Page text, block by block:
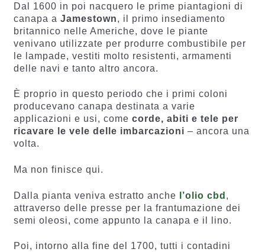
Dal 1600 in poi nacquero le prime piantagioni di
canapa a Jamestown, il primo insediamento
britannico nelle Americhe, dove le piante
venivano utilizzate per produrre combustibile per
le lampade, vestiti molto resistenti, armamenti
delle navi e tanto altro ancora.
È proprio in questo periodo che i primi coloni
producevano canapa destinata a varie
applicazioni e usi, come corde, abiti e tele per
ricavare le vele delle imbarcazioni – ancora una
volta.
Ma non finisce qui.
Dalla pianta veniva estratto anche l’olio cbd ,
attraverso delle presse per la frantumazione dei
semi oleosi, come appunto la canapa e il lino.
Poi, intorno alla fine del 1700, tutti i contadini